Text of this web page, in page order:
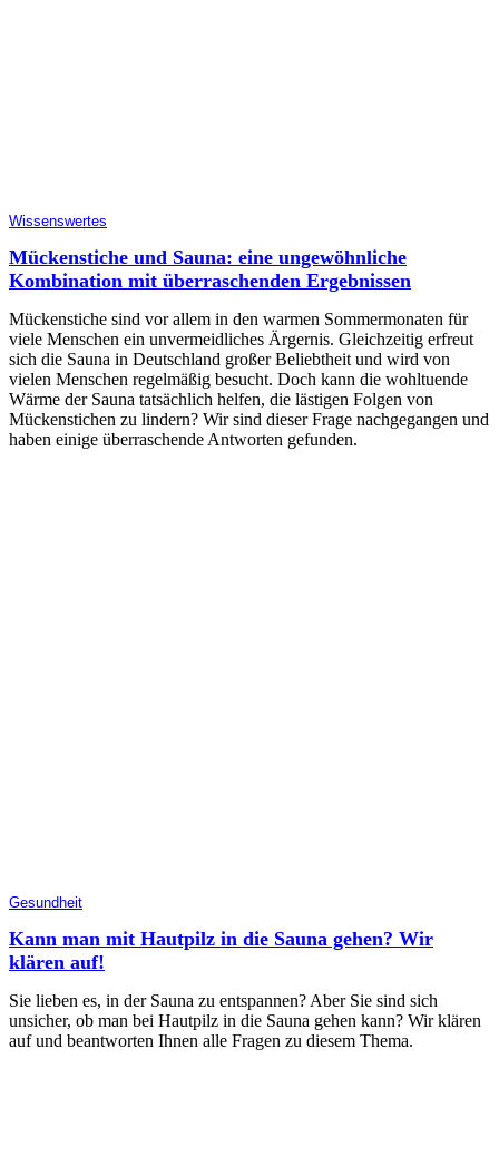
Wissenswertes
Mückenstiche und Sauna: eine ungewöhnliche
Kombination mit überraschenden Ergebnissen
Mückenstiche sind vor allem in den warmen Sommermonaten für
viele Menschen ein unvermeidliches Ärgernis. Gleichzeitig erfreut
sich die Sauna in Deutschland großer Beliebtheit und wird von
vielen Menschen regelmäßig besucht. Doch kann die wohltuende
Wärme der Sauna tatsächlich helfen, die lästigen Folgen von
Mückenstichen zu lindern? Wir sind dieser Frage nachgegangen und
haben einige überraschende Antworten gefunden.
Gesundheit
Kann man mit Hautpilz in die Sauna gehen? Wir
klären auf!
Sie lieben es, in der Sauna zu entspannen? Aber Sie sind sich
unsicher, ob man bei Hautpilz in die Sauna gehen kann? Wir klären
auf und beantworten Ihnen alle Fragen zu diesem Thema.